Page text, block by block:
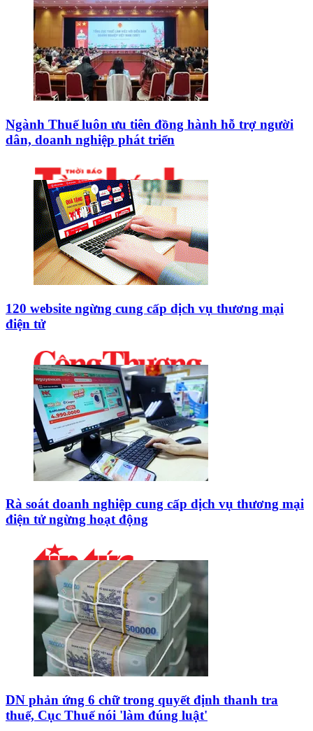
Ngành Thuế luôn ưu tiên đồng hành hỗ trợ người
dân, doanh nghiệp phát triển
120 website ngừng cung cấp dịch vụ thương mại
điện tử
Rà soát doanh nghiệp cung cấp dịch vụ thương mại
điện tử ngừng hoạt động
DN phản ứng 6 chữ trong quyết định thanh tra
thuế, Cục Thuế nói 'làm đúng luật'